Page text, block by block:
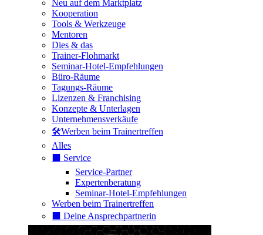
Neu auf dem Marktplatz
Kooperation
Tools & Werkzeuge
Mentoren
Dies & das
Trainer-Flohmarkt
Seminar-Hotel-Empfehlungen
Büro-Räume
Tagungs-Räume
Lizenzen & Franchising
Konzepte & Unterlagen
Unternehmensverkäufe
🛠️Werben beim Trainertreffen
Alles
⬛️ Service
Service-Partner
Expertenberatung
Seminar-Hotel-Empfehlungen
Werben beim Trainertreffen
⬛️ Deine Ansprechpartnerin